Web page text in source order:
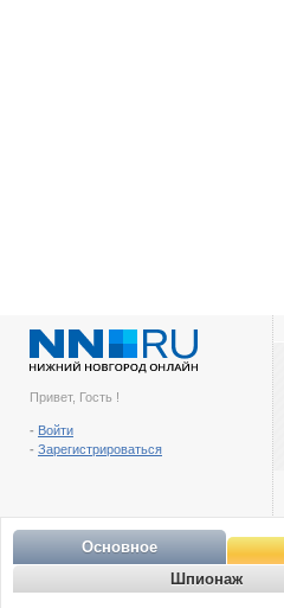
Привет, Гость !
- Войти
- Зарегистрироваться
Основное
Шпионаж